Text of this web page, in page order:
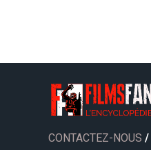
CONTACTEZ-NOUS /